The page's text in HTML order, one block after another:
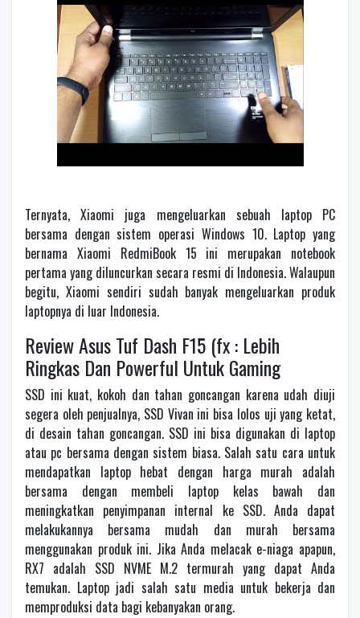
Ternyata, Xiaomi juga mengeluarkan sebuah laptop PC
bersama dengan sistem operasi Windows 10. Laptop yang
bernama Xiaomi RedmiBook 15 ini merupakan notebook
pertama yang diluncurkan secara resmi di Indonesia. Walaupun
begitu, Xiaomi sendiri sudah banyak mengeluarkan produk
laptopnya di luar Indonesia.
Review Asus Tuf Dash F15 (fx : Lebih
Ringkas Dan Powerful Untuk Gaming
SSD ini kuat, kokoh dan tahan goncangan karena udah diuji
segera oleh penjualnya, SSD Vivan ini bisa lolos uji yang ketat,
di desain tahan goncangan. SSD ini bisa digunakan di laptop
atau pc bersama dengan sistem biasa. Salah satu cara untuk
mendapatkan laptop hebat dengan harga murah adalah
bersama dengan membeli laptop kelas bawah dan
meningkatkan penyimpanan internal ke SSD. Anda dapat
melakukannya bersama mudah dan murah bersama
menggunakan produk ini. Jika Anda melacak e-niaga apapun,
RX7 adalah SSD NVME M.2 termurah yang dapat Anda
temukan. Laptop jadi salah satu media untuk bekerja dan
memproduksi data bagi kebanyakan orang.